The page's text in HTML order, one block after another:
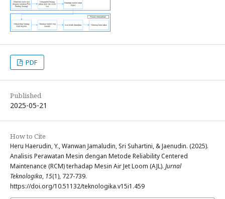
PDF
Published
2025-05-21
How to Cite
Heru Haerudin, Y., Wanwan Jamaludin, Sri Suhartini, & Jaenudin. (2025).
Analisis Perawatan Mesin dengan Metode Reliability Centered
Maintenance (RCM) terhadap Mesin Air Jet Loom (AJL). Jurnal
Teknologika, 15(1), 727-739.
https://doi.org/10.51132/teknologika.v15i1.459